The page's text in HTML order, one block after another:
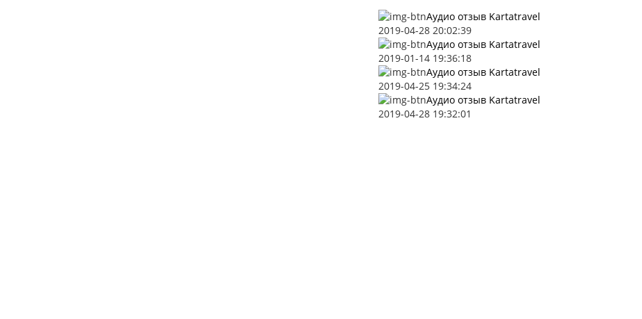
Аудио отзыв Kartatravel
2019-04-28 20:02:39
Аудио отзыв Kartatravel
2019-01-14 19:36:18
Аудио отзыв Kartatravel
2019-04-25 19:34:24
Аудио отзыв Kartatravel
2019-04-28 19:32:01